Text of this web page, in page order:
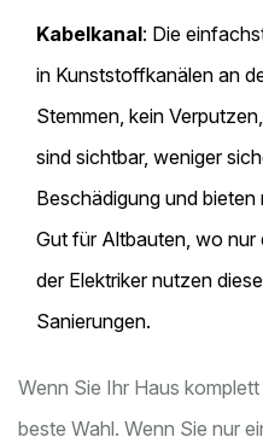
Kabelkanal: Die
in Kunststoffkanälen an
Stemmen, kein
sind sichtbar, weniger
Beschädigung und
Gut für Altbauten, wo nur
der Elektriker nutzen
Sanierungen.
Wenn Sie Ihr Haus
beste Wahl. Wenn Sie nur